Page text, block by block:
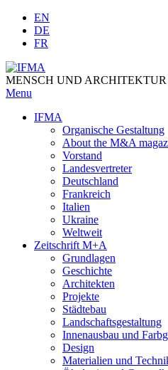
Skip
content
EN
DE
FR
MENSCH UND ARCHITEKTUR
Menu
IFMA
Organische Gestaltung
Аbout the M&A
Vorstand
Landesvertreter
Deutschland
Frankreich
Italien
Ukraine
Weltweit
Zeitschrift M+A
Grundlagen
Geschichte
Architekten
Projekte
Städtebau
Landschaftsgestaltung
Innenausbau und
Design
Materialien und